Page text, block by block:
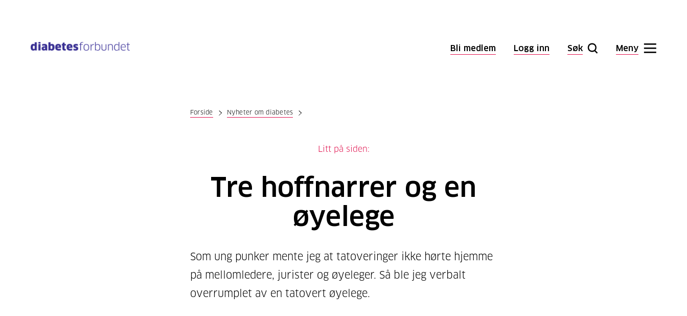
Bli medlem Logg inn Søk Meny
Forside Nyheter om diabetes
Litt på siden:
Tre hoffnarrer og en
øyelege
Som ung punker mente jeg at tatoveringer ikke hørte hjemme
på mellomledere, jurister og øyeleger. Så ble jeg verbalt
overrumplet av en tatovert øyelege.